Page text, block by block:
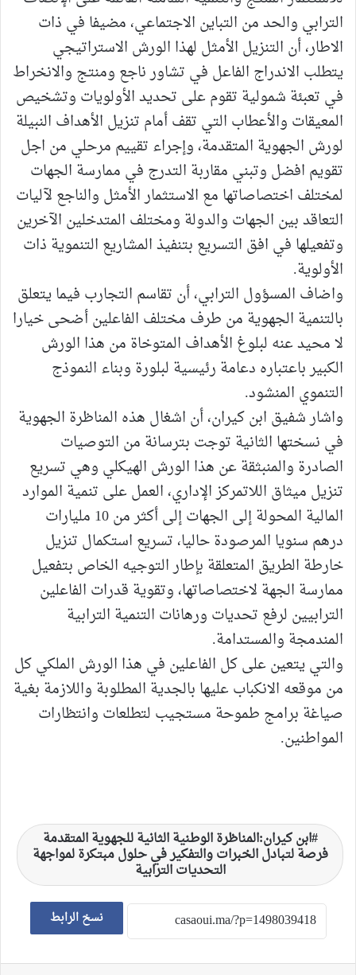
الترابي والحد من التباين الاجتماعي، مضيفا في ذات
الاطار، أن التنزيل الأمثل لهذا الورش الاستراتيجي
يتطلب الاندراج الفاعل في تشاور ناجع ومنتج والانخراط
في تعبئة شمولية تقوم على تحديد الأولويات وتشخيص
المعيقات والأعطاب التي تقف أمام تنزيل الأهداف النبيلة
لورش الجهوية المتقدمة، وإجراء تقييم مرحلي من اجل
تقويم افضل وتبني مقاربة التدرج في ممارسة الجهات
لمختلف اختصاصاتها مع الاستثمار الأمثل والناجع لآليات
التعاقد بين الجهات والدولة ومختلف المتدخلين الآخرين
وتفعيلها في افق التسريع بتنفيذ المشاريع التنموية ذات
الأولوية.
واضاف المسؤول الترابي، أن تقاسم التجارب فيما يتعلق
بالتنمية الجهوية من طرف مختلف الفاعلين أضحى خيارا
لا محيد عنه لبلوغ الأهداف المتوخاة من هذا الورش
الكبير باعتباره دعامة رئيسية لبلورة وبناء النموذج
التنموي المنشود.
واشار شفيق ابن كيران، أن اشغال هذه المناظرة الجهوية
في نسختها الثانية توجت بترسانة من التوصيات
الصادرة والمنبثقة عن هذا الورش الهيكلي وهي تسريع
تنزيل ميثاق اللاتمركز الإداري، العمل على تنمية الموارد
المالية المحولة إلى الجهات إلى أكثر من 10 مليارات
درهم سنويا المرصودة حاليا، تسريع استكمال تنزيل
خارطة الطريق المتعلقة بإطار التوجيه الخاص بتفعيل
ممارسة الجهة لاختصاصاتها، وتقوية قدرات الفاعلين
الترابيين لرفع تحديات ورهانات التنمية الترابية
المندمجة والمستدامة.
والتي يتعين على كل الفاعلين في هذا الورش الملكي كل
من موقعه الانكباب عليها بالجدية المطلوبة واللازمة بغية
صياغة برامج طموحة مستجيب لتطلعات وانتظارات
المواطنين.
ابن كيران:المناظرة الوطنية الثانية للجهوية المتقدمة
فرصة لتبادل الخبرات والتفكير في حلول مبتكرة لمواجهة
التحديات الترابية
نسخ الرابط